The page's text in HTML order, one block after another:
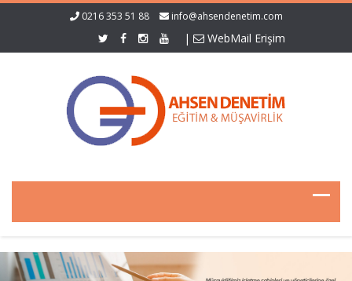
0216 353 51 88 info@ahsendenetim.com
| WebMail Erişim